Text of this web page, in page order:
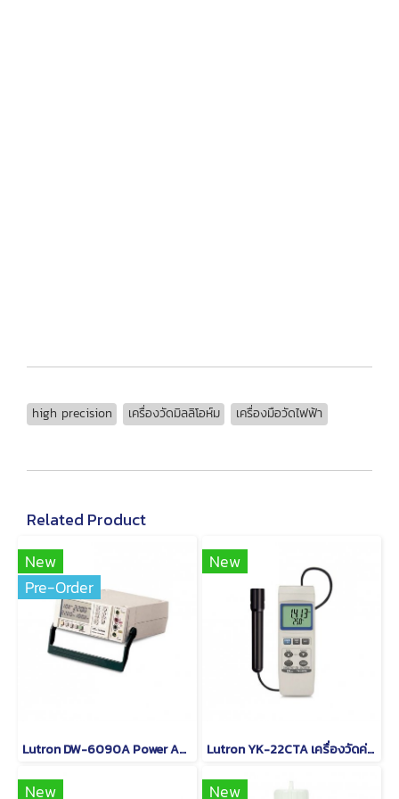
high precision เครื่องวัดมิลลิโอห์ม เครื่องมือวัดไฟฟ้า
Related Product
New
Pre-Order
Lutron DW-6090A Power Analyzer เครื่องวิเคราะห์ไฟฟ้า
New
Lutron YK-22CTA เครื่องวัดค่านำไฟฟ้า TDS และอุณหภูมิ
New New